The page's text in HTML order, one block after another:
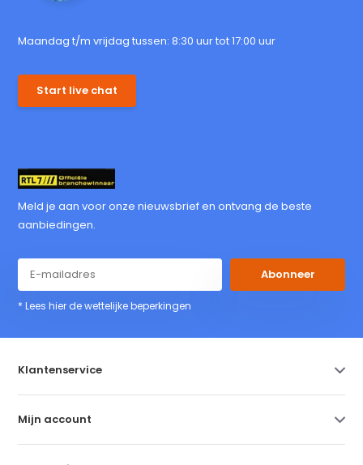
Maandag t/m vrijdag tussen: 8:30 uur tot 17:00 uur
Start live chat
Meld je aan voor onze nieuwsbrief en ontvang de beste
aanbiedingen.
Abonneer
* Lees hier de wettelijke beperkingen
Klantenservice
Mijn account